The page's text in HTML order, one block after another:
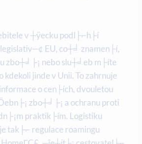
v ┼ÿecku podl├⌐h├í
EU, co┼╛ znamen├í,
zbo┼╛├¡ nebo slu┼╛eb m├íte
jinde v Unii. To zahrnuje
o cen├ích, dvouletou
zbo┼╛├¡ a ochranu proti
praktik├ím. Logistiku
tak├⌐ regulace roamingu